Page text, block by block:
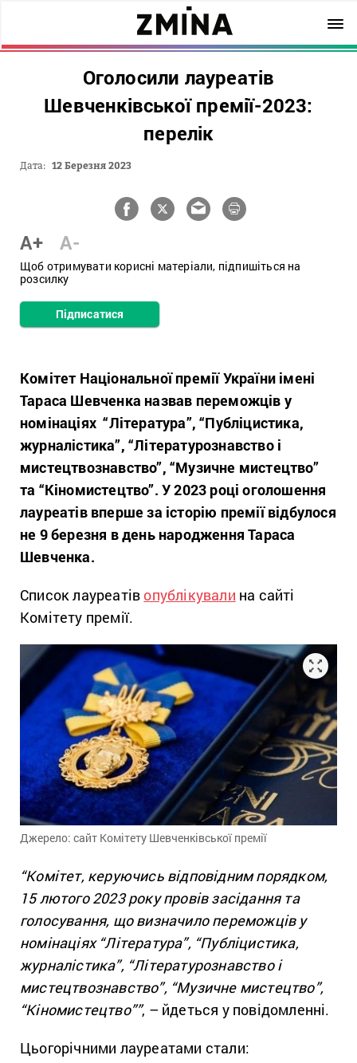
Оголоcили лауреатів
Шевченківської премії-2023:
перелік
Дата: 12 Березня 2023
A+ A-
Щоб отримувати корисні матеріали, підпишіться на
розсилку
Підписатися
Комітет Національної премії України імені
Тараса Шевченка назвав переможців у
номінаціях “Література”, “Публіцистика,
журналістика”, “Літературознавство і
мистецтвознавство”, “Музичне мистецтво”
та “Кіномистецтво”. У 2023 році оголошення
лауреатів вперше за історію премії відбулося
не 9 березня в день народження Тараса
Шевченка.
Список лауреатів опублікували на сайті
Комітету премії.
Джерело: сайт Комітету Шевченківської премії
“Комітет, керуючись відповідним порядком,
15 лютого 2023 року провів засідання та
голосування, що визначило переможців у
номінаціях “Література”, “Публіцистика,
журналістика”, “Літературознавство і
мистецтвознавство”, “Музичне мистецтво”,
“Кіномистецтво””, – йдеться у повідомленні.
Цьогорічними лауреатами стали: